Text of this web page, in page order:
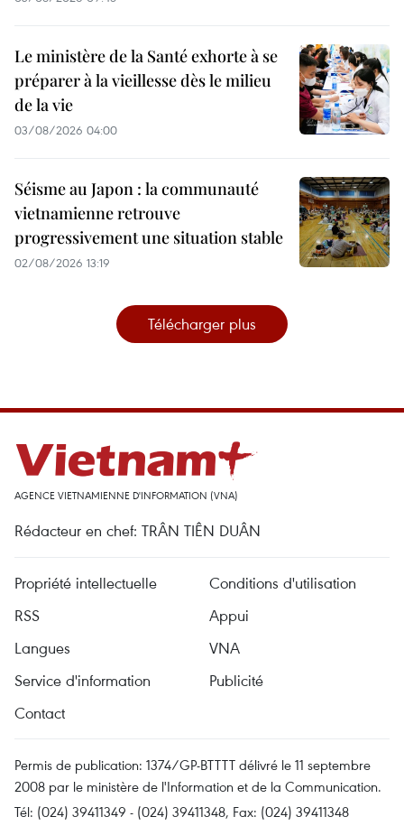
Le ministère de la Santé exhorte à se
préparer à la vieillesse dès le milieu
de la vie
03/08/2026 04:00
Séisme au Japon : la communauté
vietnamienne retrouve
progressivement une situation stable
02/08/2026 13:19
Télécharger plus
AGENCE VIETNAMIENNE D'INFORMATION (VNA)
Rédacteur en chef: TRÂN TIÊN DUÂN
Propriété intellectuelle
Conditions d'utilisation
RSS
Appui
Langues
VNA
Service d'information
Publicité
Contact
Permis de publication: 1374/GP-BTTTT délivré le 11 septembre
2008 par le ministère de l'Information et de la Communication.
Tél: (024) 39411349 - (024) 39411348, Fax: (024) 39411348